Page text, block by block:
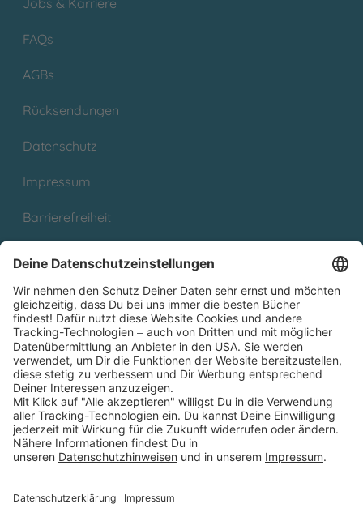
Jobs & Karriere
FAQs
AGBs
Rücksendungen
Datenschutz
Impressum
Barrierefreiheit
Partnerprogramm (Affiliate)
Folge uns auf
* Versandkostenfrei ab 9,00 € Bestellwert innerhalb
Deutschlands
** Lieferzeit 1-3 Werktage innerhalb Deutschlands
Thienemann-Esslinger Verlag GmbH, Blumenstraße 36, D-70182